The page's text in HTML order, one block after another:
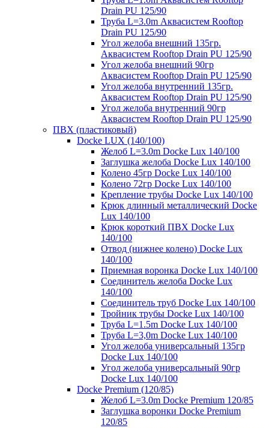
Drain PU 125/90
Труба L=3.0m Аквасистем Rooftop
Drain PU 125/90
Угол желоба внешний 135гр.
Аквасистем Rooftop Drain PU 125/90
Угол желоба внешний 90гр
Аквасистем Rooftop Drain PU 125/90
Угол желоба внутренний 135гр.
Аквасистем Rooftop Drain PU 125/90
Угол желоба внутренний 90гр
Аквасистем Rooftop Drain PU 125/90
ПВХ (пластиковый)
Docke LUX (140/100)
Желоб L=3.0m Docke Lux 140/100
Заглушка желоба Docke Lux 140/100
Колено 45гр Docke Lux 140/100
Колено 72гр Docke Lux 140/100
Крепление трубы Docke Lux 140/100
Крюк длинный металлический Docke
Lux 140/100
Крюк короткий ПВХ Docke Lux
140/100
Отвод (нижнее колено) Docke Lux
140/100
Приемная воронка Docke Lux 140/100
Соединитель желоба Docke Lux
140/100
Соединитель труб Docke Lux 140/100
Тройник трубы Docke Lux 140/100
Труба L=1.5m Docke Lux 140/100
Труба L=3,0m Docke Lux 140/100
Угол желоба универсальный 135гр
Docke Lux 140/100
Угол желоба универсальный 90гр
Docke Lux 140/100
Docke Premium (120/85)
Желоб L=3.0m Docke Premium 120/85
Заглушка воронки Docke Premium
120/85